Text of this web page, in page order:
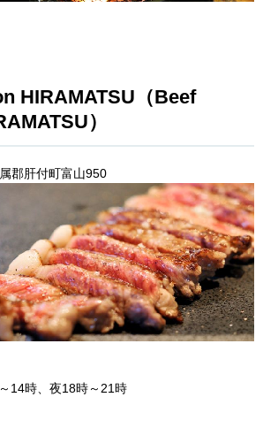
HIRAMATSU（Beef
）
属郡肝付町富山950
14時、夜18時～21時